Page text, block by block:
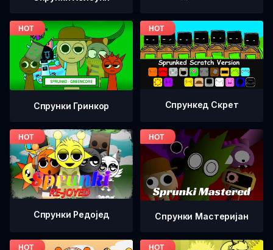
Спрунки Гринкор Спрункед Скрет
Спрунки Редоjед Спрунки Мастеријан